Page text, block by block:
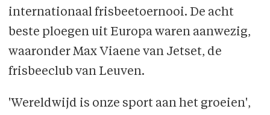
internationaal frisbeetoernooi. De acht
beste ploegen uit Europa waren aanwezig,
waaronder Max Viaene van Jetset, de
frisbeeclub van Leuven.
'Wereldwijd is onze sport aan het groeien',